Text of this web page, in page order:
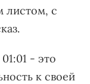
листом, с
- это
к своей